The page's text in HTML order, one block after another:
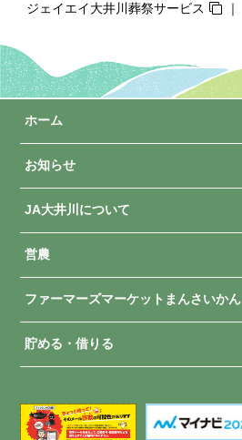
ジェイエイ大井川葬祭サービス
ホーム
お知らせ
JA大井川について
営農
ファーマーズマーケットまんさいかん
貯める・借りる